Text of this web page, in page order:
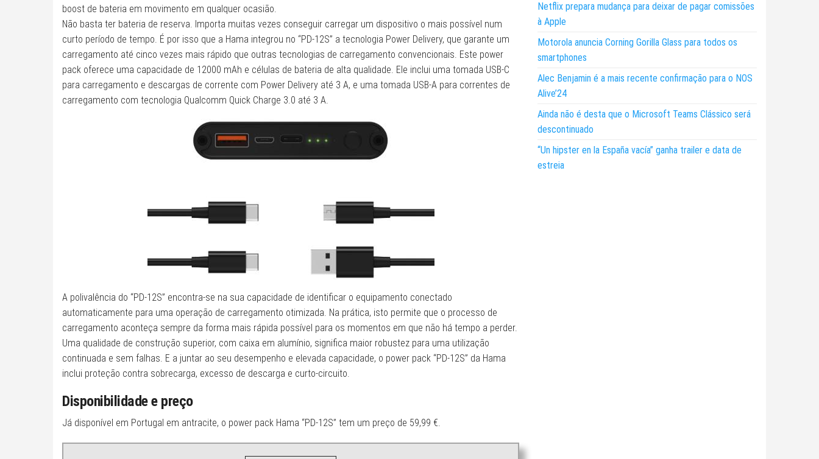
boost de bateria em movimento em qualquer ocasião.
Não basta ter bateria de reserva. Importa muitas vezes conseguir carregar um dispositivo o mais possível num
curto período de tempo. É por isso que a Hama integrou no “PD-12S” a tecnologia Power Delivery, que garante um
carregamento até cinco vezes mais rápido que outras tecnologias de carregamento convencionais. Este power
pack oferece uma capacidade de 12000 mAh e células de bateria de alta qualidade. Ele inclui uma tomada USB-C
para carregamento e descargas de corrente com Power Delivery até 3 A, e uma tomada USB-A para correntes de
carregamento com tecnologia Qualcomm Quick Charge 3.0 até 3 A.
A polivalência do “PD-12S” encontra-se na sua capacidade de identificar o equipamento conectado
automaticamente para uma operação de carregamento otimizada. Na prática, isto permite que o processo de
carregamento aconteça sempre da forma mais rápida possível para os momentos em que não há tempo a perder.
Uma qualidade de construção superior, com caixa em alumínio, significa maior robustez para uma utilização
continuada e sem falhas. E a juntar ao seu desempenho e elevada capacidade, o power pack “PD-12S” da Hama
inclui proteção contra sobrecarga, excesso de descarga e curto-circuito.
Disponibilidade e preço
Já disponível em Portugal em antracite, o power pack Hama “PD-12S” tem um preço de 59,99 €.
Netflix prepara mudança para deixar de pagar comissões
à Apple
Motorola anuncia Corning Gorilla Glass para todos os
smartphones
Alec Benjamin é a mais recente confirmação para o NOS
Alive’24
Ainda não é desta que o Microsoft Teams Clássico será
descontinuado
“Un hipster en la España vacía” ganha trailer e data de
estreia